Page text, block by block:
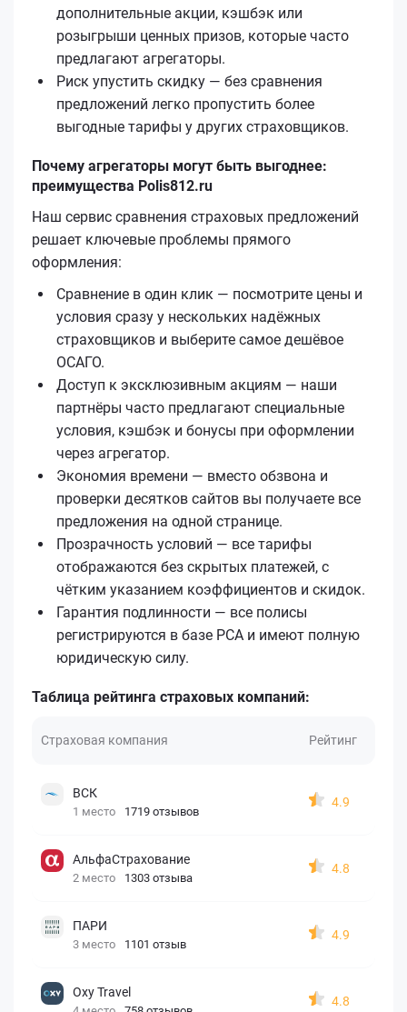
дополнительные акции, кэшбэк или
розыгрыши ценных призов, которые часто
предлагают агрегаторы.
Риск упустить скидку — без сравнения
предложений легко пропустить более
выгодные тарифы у других страховщиков.
Почему агрегаторы могут быть выгоднее:
преимущества Polis812.ru
Наш сервис сравнения страховых предложений
решает ключевые проблемы прямого
оформления:
Сравнение в один клик — посмотрите цены и
условия сразу у нескольких надёжных
страховщиков и выберите самое дешёвое
ОСАГО.
Доступ к эксклюзивным акциям — наши
партнёры часто предлагают специальные
условия, кэшбэк и бонусы при оформлении
через агрегатор.
Экономия времени — вместо обзвона и
проверки десятков сайтов вы получаете все
предложения на одной странице.
Прозрачность условий — все тарифы
отображаются без скрытых платежей, с
чётким указанием коэффициентов и скидок.
Гарантия подлинности — все полисы
регистрируются в базе РСА и имеют полную
юридическую силу.
Таблица рейтинга страховых компаний:
Страховая компания Рейтинг
ВСК
1 место 1719 отзывов
4.9
АльфаСтрахование
2 место 1303 отзыва
4.8
ПАРИ
3 место 1101 отзыв
4.9
Oxy Travel
4.8